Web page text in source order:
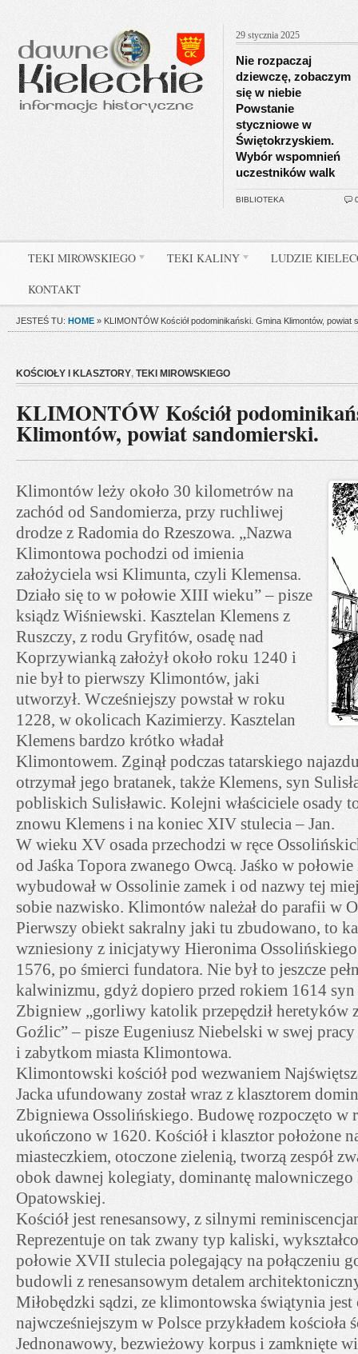
29 stycznia 2025
Nie rozpaczaj
dziewczę, zobaczym
się w niebie
Powstanie
styczniowe w
Świętokrzyskiem.
Wybór wspomnień
uczestników walk
BIBLIOTEKA
TEKI MIROWSKIEGO TEKI KALINY LUDZIE
KONTAKT
JESTEŚ TU: HOME » KLIMONTÓW Kościół podominikański. Gmina Klimontów, powiat
KOŚCIOŁY I KLASZTORY, TEKI MIROWSKIEGO
KLIMONTÓW Kościół
Klimontów, powiat sandomierski.
Klimontów leży około 30 kilometrów na
zachód od Sandomierza, przy ruchliwej
drodze z Radomia do Rzeszowa. „Nazwa
Klimontowa pochodzi od imienia
założyciela wsi Klimunta, czyli Klemensa.
Działo się to w połowie XIII wieku” – pisze
ksiądz Wiśniewski. Kasztelan Klemens z
Ruszczy, z rodu Gryfitów, osadę nad
Koprzywianką założył około roku 1240 i
nie był to pierwszy Klimontów, jaki
utworzył. Wcześniejszy powstał w roku
1228, w okolicach Kazimierzy. Kasztelan
Klemens bardzo krótko władał
Klimontowem. Zginął podczas tatarskiego
otrzymał jego bratanek, także Klemens, syn
pobliskich Sulisławic. Kolejni właściciele osady
znowu Klemens i na koniec XIV stulecia – Jan.
W wieku XV osada przechodzi w ręce
od Jaśka Topora zwanego Owcą. Jaśko w
wybudował w Ossolinie zamek i od nazwy tej
sobie nazwisko. Klimontów należał do parafii w
Pierwszy obiekt sakralny jaki tu zbudowano, to
wzniesiony z inicjatywy Hieronima
1576, po śmierci fundatora. Nie był to jeszcze
kalwinizmu, gdyż dopiero przed rokiem 1614 syn
Zbigniew „gorliwy katolik przepędził heretyków
Goźlic” – pisze Eugeniusz Niebelski w swej
i zabytkom miasta Klimontowa.
Klimontowski kościół pod wezwaniem
Jacka ufundowany został wraz z klasztorem
Zbigniewa Ossolińskiego. Budowę rozpoczęto w
ukończono w 1620. Kościół i klasztor położone
miasteczkiem, otoczone zielenią, tworzą zespół
obok dawnej kolegiaty, dominantę
Opatowskiej.
Kościół jest renesansowy, z silnymi
Reprezentuje on tak zwany typ kaliski,
połowie XVII stulecia polegający na połączeniu
budowli z renesansowym detalem
Miłobędzki sądzi, ze klimontowska świątynia jest
najwcześniejszym w Polsce przykładem kościoła
Jednonawowy, bezwieżowy korpus i zamknięte